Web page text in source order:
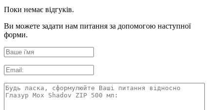
Поки немає відгуків.
Ви можете задати нам питання за допомогою наступної
форми.